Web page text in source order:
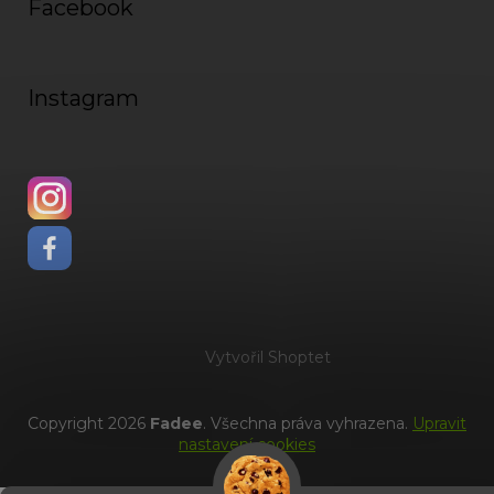
Facebook
Instagram
Vytvořil Shoptet
Copyright 2026 Fadee. Všechna práva vyhrazena. Upravit
nastavení cookies